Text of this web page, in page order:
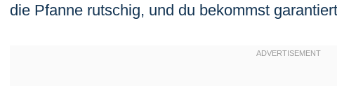
die Pfanne rutschig, und du bekommst